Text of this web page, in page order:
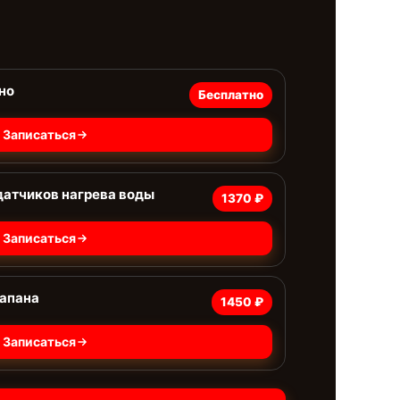
Бесплатно
Записаться
нагрева воды 1370 ₽
Записаться
1450 ₽
Записаться